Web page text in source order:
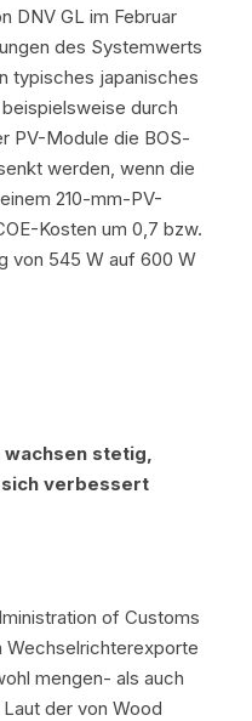
DNV GL im Februar
des Systemwerts
typisches japanisches
durch
PV-Module die BOS-
werden, wenn die
210-mm-PV-
Kosten um 0,7 bzw.
von 545 W auf 600 W
stetig,
verbessert
of Customs
Wechselrichterexporte
mengen- als auch
der von Wood